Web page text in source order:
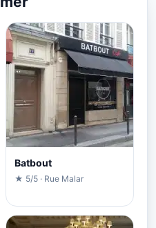
Batbout
★ 5/5 · Rue Malar